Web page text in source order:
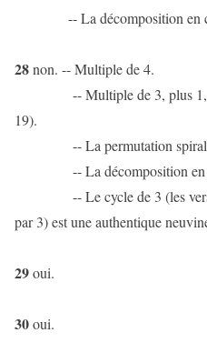
-- La décomposition en
28non. -- Multiple de 4.
-- Multiple de 3, plus 1,
19).
-- La permutation spirale
-- La décomposition en
-- Le cycle de 3 (les vers
par 3) est une authentique
29oui.
30oui.